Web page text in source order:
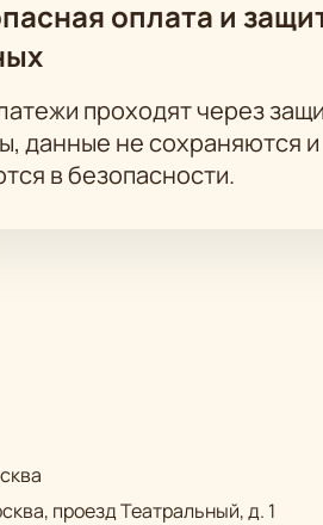
оплата и
проходят через
данные не сохраняются и
в безопасности.
проезд Театральный, д. 1